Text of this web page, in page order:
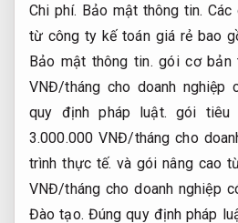
Chi phí. Bảo mật thông tin. Các
từ công ty kế toán giá rẻ bao
Bảo mật thông tin. gói cơ bản
VNĐ/tháng cho doanh nghiệp
quy định pháp luật. gói tiêu
3.000.000 VNĐ/tháng cho
trình thực tế. và gói nâng cao
VNĐ/tháng cho doanh nghiệp
Đào tạo. Đúng quy định pháp